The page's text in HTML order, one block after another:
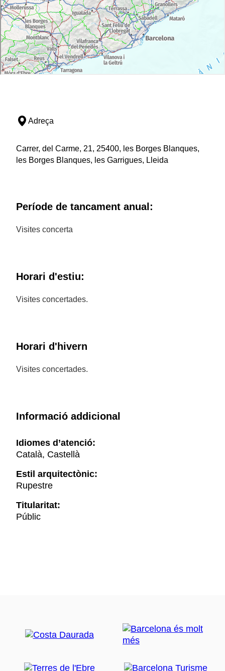
Adreça
Carrer, del Carme, 21, 25400, les Borges Blanques,
les Borges Blanques, les Garrigues, Lleida
Període de tancament anual:
Visites concerta
Horari d'estiu:
Visites concertades.
Horari d'hivern
Visites concertades.
Informació addicional
Idiomes d’atenció:
Català, Castellà
Estil arquitectònic:
Rupestre
Titularitat:
Públic